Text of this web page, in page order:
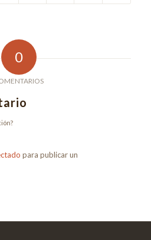
0
para publicar un